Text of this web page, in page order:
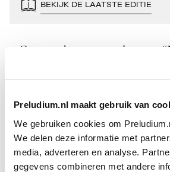
Preludium.nl maakt gebruik van
We gebruiken cookies om
We delen deze informatie met
media, adverteren en analyse.
gegevens combineren met andere
BEKIJK DE LAATSTE EDITIE
Geen resultaten gevonden voor